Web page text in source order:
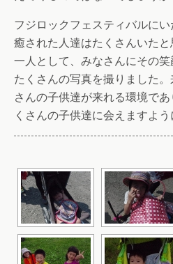
フジロックフェスティバルに
癒された人達はたくさんいた
一人として、みなさんにその
たくさんの写真を撮りました
さんの子供達が来れる環境で
くさんの子供達に会えますよう